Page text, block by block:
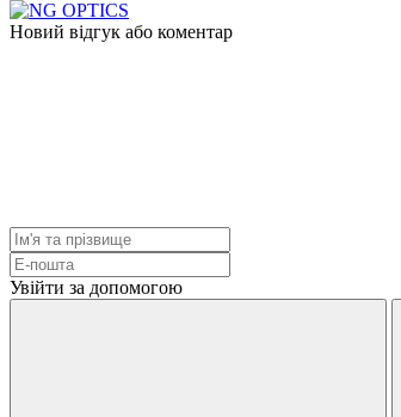
Новий відгук або коментар
Увійти за допомогою